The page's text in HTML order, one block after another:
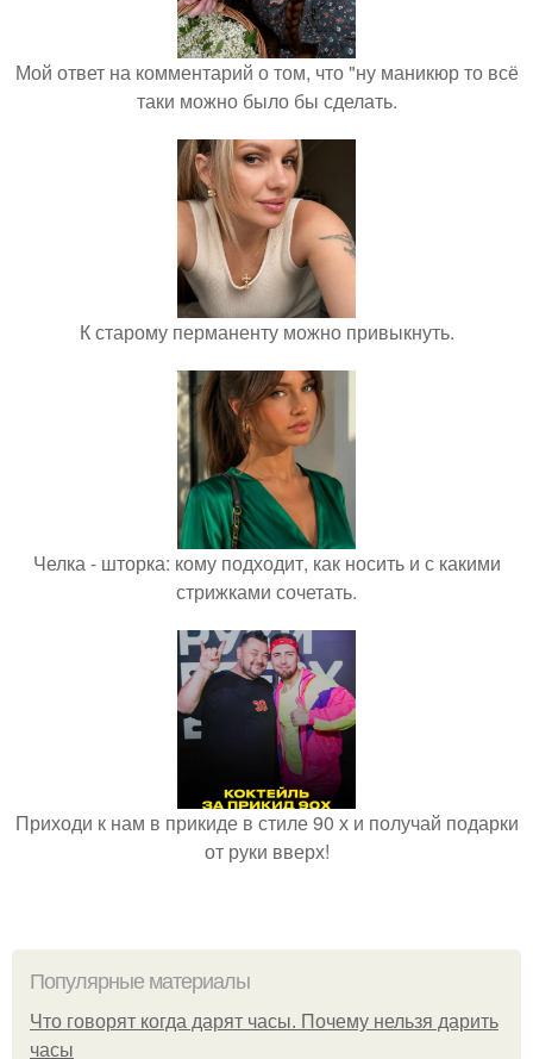
Мой ответ на комментарий о том, что "ну маникюр то всё
таки можно было бы сделать.
К старому перманенту можно привыкнуть.
Челка - шторка: кому подходит, как носить и с какими
стрижками сочетать.
Приходи к нам в прикиде в стиле 90 х и получай подарки
от руки вверх!
Популярные материалы
Что говорят когда дарят часы. Почему нельзя дарить
часы